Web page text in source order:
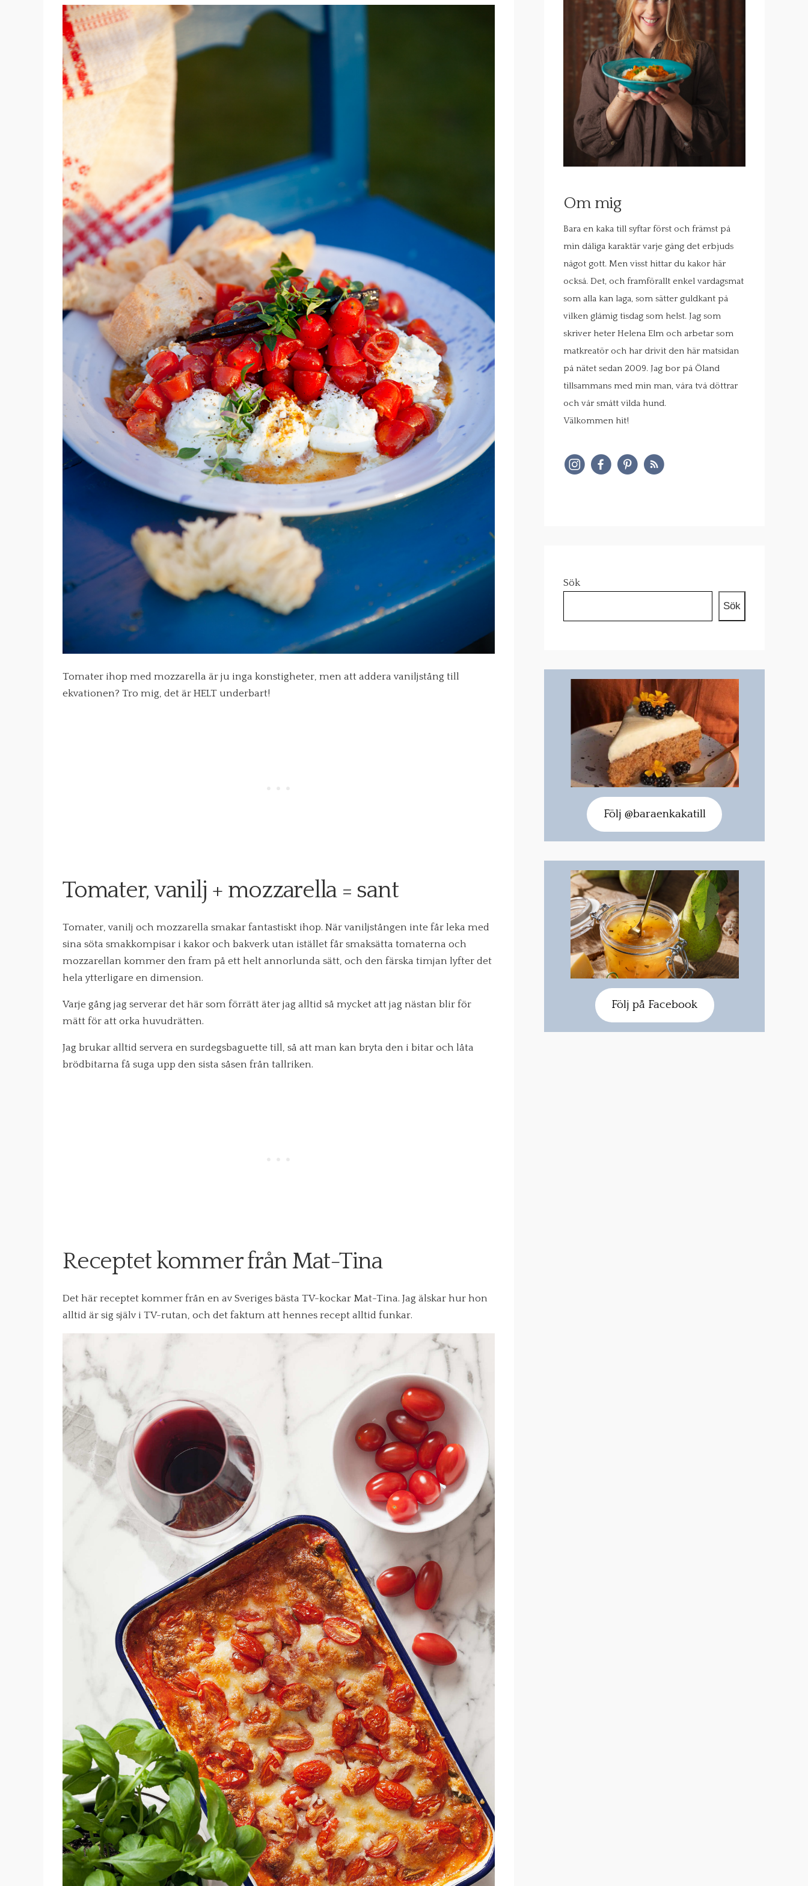
Tomater ihop med mozzarella är ju inga konstigheter, men att addera vaniljstång till
ekvationen? Tro mig, det är HELT underbart!
Tomater, vanilj + mozzarella = sant
Tomater, vanilj och mozzarella smakar fantastiskt ihop. När vaniljstången inte får leka med
sina söta smakkompisar i kakor och bakverk utan istället får smaksätta tomaterna och
mozzarellan kommer den fram på ett helt annorlunda sätt, och den färska timjan lyfter det
hela ytterligare en dimension.
Varje gång jag serverar det här som förrätt äter jag alltid så mycket att jag nästan blir för
mätt för att orka huvudrätten.
Jag brukar alltid servera en surdegsbaguette till, så att man kan bryta den i bitar och låta
brödbitarna få suga upp den sista såsen från tallriken.
Receptet kommer från Mat-Tina
Det här receptet kommer från en av Sveriges bästa TV-kockar Mat-Tina. Jag älskar hur hon
alltid är sig själv i TV-rutan, och det faktum att hennes recept alltid funkar.
Om mig
Bara en kaka till syftar först och främst på
min dåliga karaktär varje gång det erbjuds
något gott. Men visst hittar du kakor här
också. Det, och framförallt enkel vardagsmat
som alla kan laga, som sätter guldkant på
vilken glåmig tisdag som helst. Jag som
skriver heter Helena Elm och arbetar som
matkreatör och har drivit den här matsidan
på nätet sedan 2009. Jag bor på Öland
tillsammans med min man, våra två döttrar
och vår smått vilda hund.
Välkommen hit!
Sök
Sök
Följ @baraenkakatill
Följ på Facebook